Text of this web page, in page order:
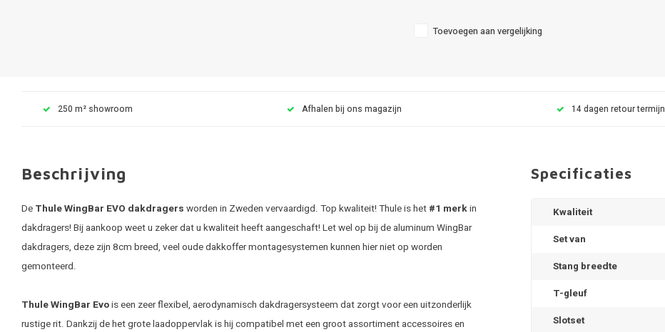
Toevoegen aan vergelijking
250 m² showroom Afhalen bij ons magazijn 14 dagen retour termijn
Beschrijving
De Thule WingBar EVO dakdragers worden in Zweden vervaardigd. Top kwaliteit! Thule is het #1 merkin
dakdragers! Bij aankoop weet u zeker dat u kwaliteit heeft aangeschaft! Let wel op bij de aluminum WingBar
dakdragers, deze zijn 8cm breed, veel oude dakkoffer montagesystemen kunnen hier niet op worden
gemonteerd.
Thule WingBar Evois een zeer flexibel, aerodynamisch dakdragersysteem dat zorgt voor een uitzonderlijk
rustige rit. Dankzij de het grote laadoppervlak is hij compatibel met een groot assortiment accessoires en
Specificaties
Kwaliteit
Set van
Stang breedte
T-gleuf
Slotset